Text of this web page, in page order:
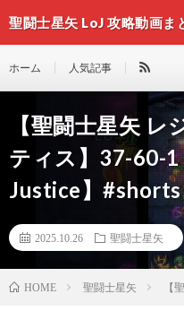
聖闘士星矢 LoJ 攻略動画ま
ホーム 人気記事
【聖闘士星矢
ティス】37-60-
Justice】#shorts
2025.10.26 聖闘士星矢
HOME 聖闘士星矢 【